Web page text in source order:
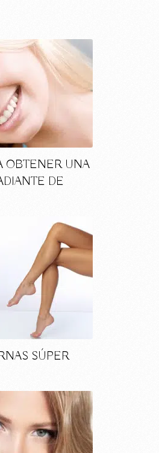
OBTENER UNA
DE
SÚPER